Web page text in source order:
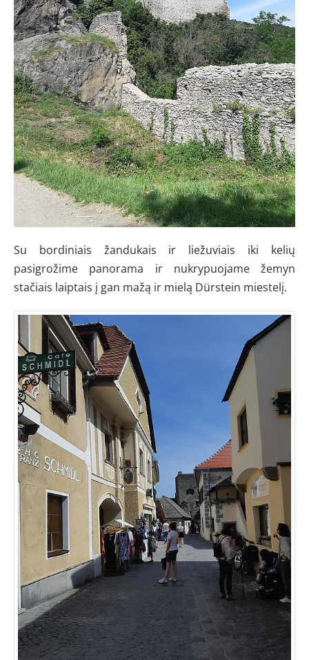
Su bordiniais žandukais ir liežuviais iki kelių
pasigrožime panorama ir nukrypuojame žemyn
stačiais laiptais į gan mažą ir mielą Dürstein miestelį.